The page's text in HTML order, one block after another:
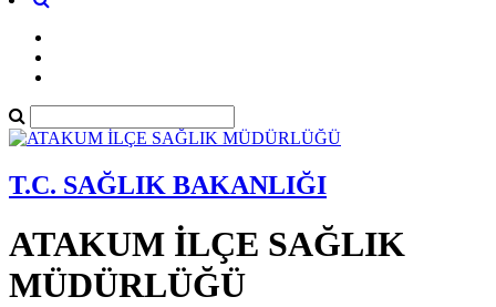
T.C. SAĞLIK BAKANLIĞI
ATAKUM İLÇE SAĞLIK
MÜDÜRLÜĞÜ